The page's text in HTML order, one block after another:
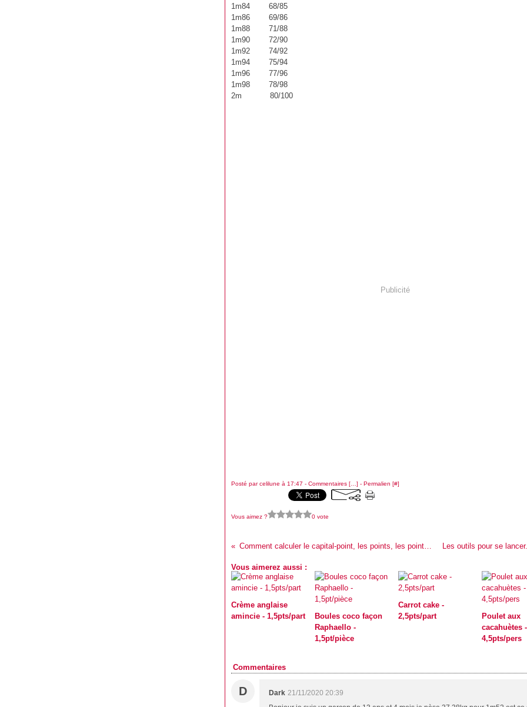
1m84 68/85
1m86 69/86
1m88 71/88
1m90 72/90
1m92 74/92
1m94 75/94
1m96 77/96
1m98 78/98
2m 80/100
Publicité
Posté par celilune à 17:47 - Commentaires [ ] - Permalien [#]
Vous aimez ? 0 vote
Comment calculer le capital-point, les points, les points-bonus et agenda (WW)
Vous aimerez aussi :
Crème anglaise
amincie - 1,5pts/part
Boules coco façon
Raphaello -
1,5pt/pièce
Carrot cake -
2,5pts/part
Poulet aux
cacahuètes -
4,5pts/pers
Commentaires
D Dark 21/11/2020 20:39